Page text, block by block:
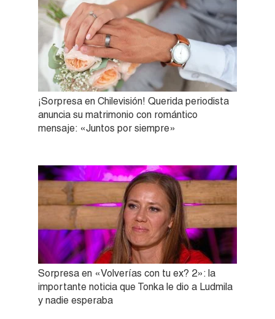
¡Sorpresa en Chilevisión! Querida periodista
anuncia su matrimonio con romántico
mensaje: «Juntos por siempre»
Sorpresa en «Volverías con tu ex? 2»: la
importante noticia que Tonka le dio a Ludmila
y nadie esperaba